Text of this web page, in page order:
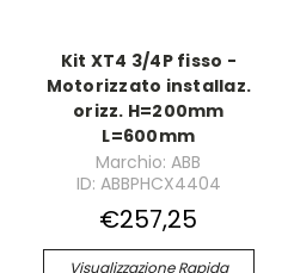
Kit XT4 3/4P fisso -
Motorizzato installaz.
orizz. H=200mm
L=600mm
Marchio: ABB
ID: ABBPHCX4404
€257,25
Visualizzazione Rapida